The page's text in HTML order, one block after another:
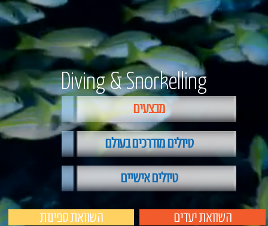
Diving & Snorkelling
מבצעים
טיולים מודרכים בעולם
טיולים אישיים
השוואת יעדים השוואת ספינות